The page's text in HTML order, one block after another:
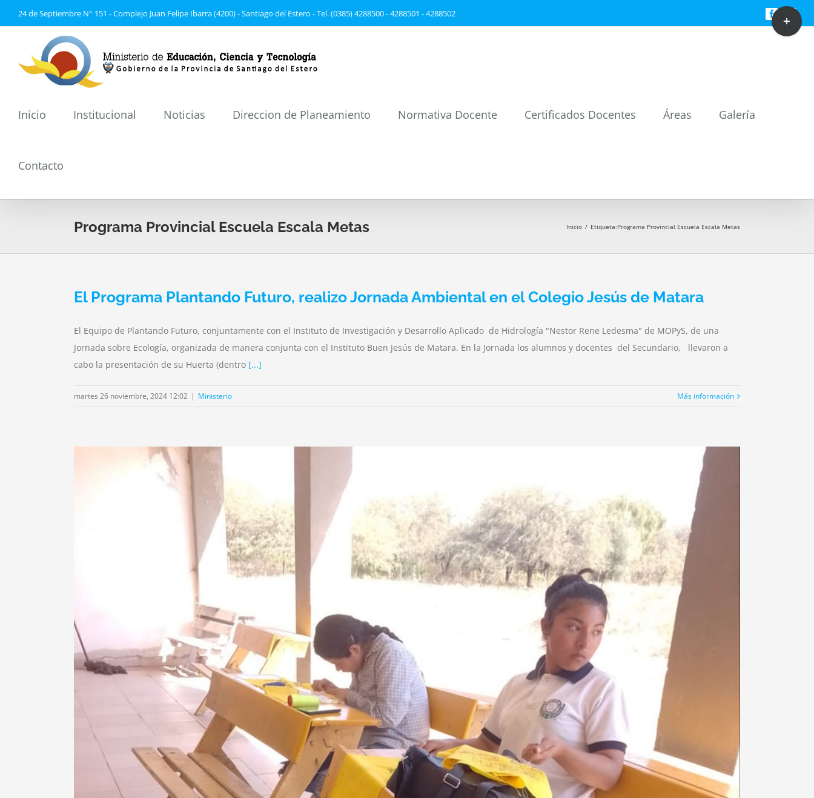
al
24 de Septiembre N° 151 - Complejo Juan Felipe Ibarra (4200) - Santiago del Estero - Tel. (0385) 4288500 - 4288501 - 4288502 Facebook
Inicio Institucional Noticias Direccion de Planeamiento Normativa Docente Certificados Docentes Áreas Galería
Contacto
Programa Provincial Escuela Escala Metas Inicio / Etiqueta:Programa Provincial Escuela Escala Metas
El Programa Plantando Futuro, realizo Jornada Ambiental en el Colegio Jesús de Matara
El Equipo de Plantando Futuro, conjuntamente con el Instituto de Investigación y Desarrollo Aplicado de Hidrología "Nestor Rene Ledesma" de MOPyS, de una
Jornada sobre Ecología, organizada de manera conjunta con el Instituto Buen Jesús de Matara. En la Jornada los alumnos y docentes del Secundario, llevaron a
cabo la presentación de su Huerta (dentro [...]
martes 26 noviembre, 2024 12:02 | Ministerio Más información
Toggle
Sliding